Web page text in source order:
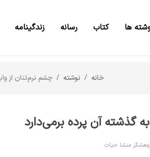
ها کتاب رسانه زندگینامه
خانه نوشته چشم نرم‌تنان از
گذشته آن پرده برمی‌دارد
منشا حیات